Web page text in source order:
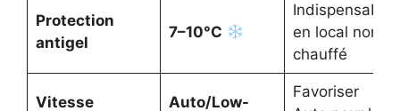
Protection
antigel
7–10°C
Indispensable
en local non
chauffé
Vitesse
Auto/Low-
Favoriser